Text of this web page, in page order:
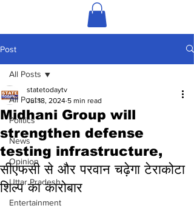
Post
All Posts
Politics
News
Opinion
Uttar Pradesh
Entertainment
All Posts
Midhani Group will
strengthen defense
testing infrastructure,
सीएफसी से और परवान चढ़ेगा टेराकोटा
शिल्प का कारोबार
statetodaytv
Jul 18, 2024 5 min read